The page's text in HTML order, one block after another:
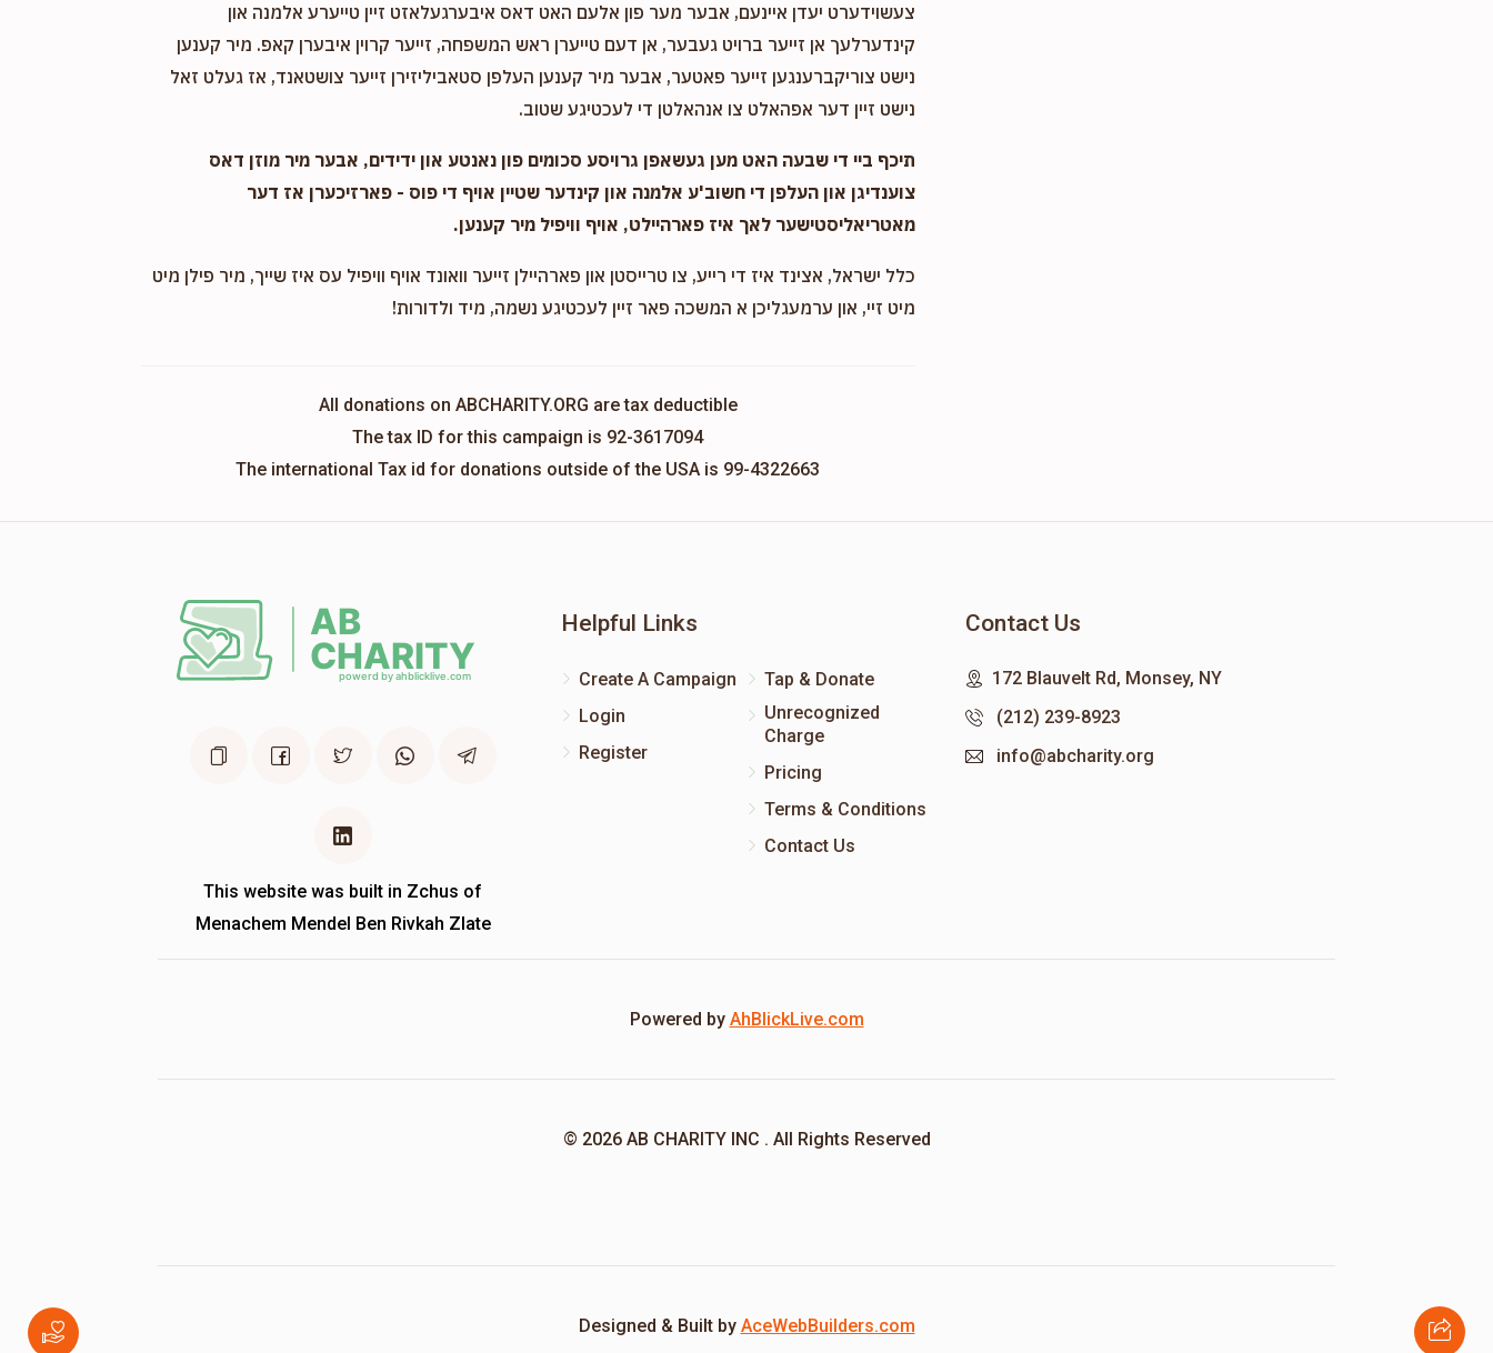
צעשוידערט יעדן איינעם, אבער מער פון אלעם האט דאס איבערגעלאזט זיין טייערע אלמנה און
קינדערלעך אן זייער ברויט געבער, אן דעם טייערן ראש המשפחה, זייער קרוין איבערן קאפ. מיר קענען
נישט צוריקברענגען זייער פאטער, אבער מיר קענען העלפן סטאביליזירן זייער צושטאנד, אז געלט זאל
נישט זיין דער אפהאלט צו אנהאלטן די לעכטיגע שטוב.
תיכף ביי די שבעה האט מען געשאפן גרויסע סכומים פון נאנטע און ידידים, אבער מיר מוזן דאס
צוענדיגן און העלפן די חשוב'ע אלמנה און קינדער שטיין אויף די פוס - פארזיכערן אז דער
מאטריאליסטישער לאך איז פארהיילט, אויף וויפיל מיר קענען.
כלל ישראל, אצינד איז די רייע, צו טרייסטן און פארהיילן זייער וואונד אויף וויפיל עס איז שייך, מיר פילן מיט
מיט זיי, און ערמעגליכן א המשכה פאר זיין לעכטיגע נשמה, מיד ולדורות!
All donations on ABCHARITY.ORG are tax deductible
The tax ID for this campaign is 92-3617094
The international Tax id for donations outside of the USA is 99-4322663
This website was built in Zchus of
Menachem Mendel Ben Rivkah Zlate
Helpful Links
Create A Campaign
Login
Register
Tap & Donate
Unrecognized
Charge
Pricing
Terms & Conditions
Contact Us
Contact Us
172 Blauvelt Rd, Monsey, NY
(212) 239-8923
info@abcharity.org
Powered by AhBlickLive.com
© 2026 AB CHARITY INC . All Rights Reserved
Designed & Built by AceWebBuilders.com